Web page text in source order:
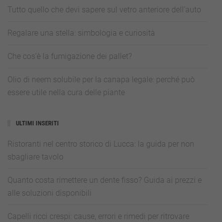
Tutto quello che devi sapere sul vetro anteriore dell’auto
Regalare una stella: simbologia e curiosità
Che cos’è la fumigazione dei pallet?
Olio di neem solubile per la canapa legale: perché può
essere utile nella cura delle piante
ULTIMI INSERITI
Ristoranti nel centro storico di Lucca: la guida per non
sbagliare tavolo
Quanto costa rimettere un dente fisso? Guida ai prezzi e
alle soluzioni disponibili
Capelli ricci crespi: cause, errori e rimedi per ritrovare